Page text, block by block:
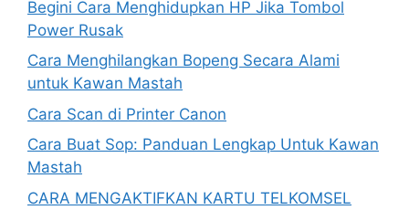
Begini Cara Menghidupkan HP Jika Tombol
Power Rusak
Cara Menghilangkan Bopeng Secara Alami
untuk Kawan Mastah
Cara Scan di Printer Canon
Cara Buat Sop: Panduan Lengkap Untuk Kawan
Mastah
CARA MENGAKTIFKAN KARTU TELKOMSEL